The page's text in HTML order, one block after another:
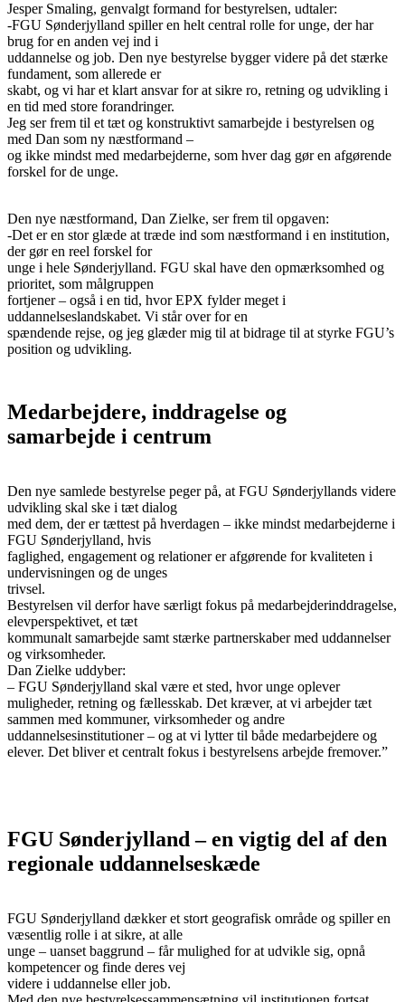
Jesper Smaling, genvalgt formand for bestyrelsen, udtaler:
-FGU Sønderjylland spiller en helt central rolle for unge, der har
brug for en anden vej ind i
uddannelse og job. Den nye bestyrelse bygger videre på det stærke
fundament, som allerede er
skabt, og vi har et klart ansvar for at sikre ro, retning og udvikling i
en tid med store forandringer.
Jeg ser frem til et tæt og konstruktivt samarbejde i bestyrelsen og
med Dan som ny næstformand –
og ikke mindst med medarbejderne, som hver dag gør en afgørende
forskel for de unge.
Den nye næstformand, Dan Zielke, ser frem til opgaven:
-Det er en stor glæde at træde ind som næstformand i en institution,
der gør en reel forskel for
unge i hele Sønderjylland. FGU skal have den opmærksomhed og
prioritet, som målgruppen
fortjener – også i en tid, hvor EPX fylder meget i
uddannelseslandskabet. Vi står over for en
spændende rejse, og jeg glæder mig til at bidrage til at styrke FGU’s
position og udvikling.
Medarbejdere, inddragelse og
samarbejde i centrum
Den nye samlede bestyrelse peger på, at FGU Sønderjyllands videre
udvikling skal ske i tæt dialog
med dem, der er tættest på hverdagen – ikke mindst medarbejderne i
FGU Sønderjylland, hvis
faglighed, engagement og relationer er afgørende for kvaliteten i
undervisningen og de unges
trivsel.
Bestyrelsen vil derfor have særligt fokus på medarbejderinddragelse,
elevperspektivet, et tæt
kommunalt samarbejde samt stærke partnerskaber med uddannelser
og virksomheder.
Dan Zielke uddyber:
– FGU Sønderjylland skal være et sted, hvor unge oplever
muligheder, retning og fællesskab. Det kræver, at vi arbejder tæt
sammen med kommuner, virksomheder og andre
uddannelsesinstitutioner – og at vi lytter til både medarbejdere og
elever. Det bliver et centralt fokus i bestyrelsens arbejde fremover.”
FGU Sønderjylland – en vigtig del af den
regionale uddannelseskæde
FGU Sønderjylland dækker et stort geografisk område og spiller en
væsentlig rolle i at sikre, at alle
unge – uanset baggrund – får mulighed for at udvikle sig, opnå
kompetencer og finde deres vej
videre i uddannelse eller job.